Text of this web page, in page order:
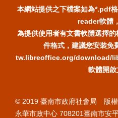
本網站提供之下檔案如為*.pdf
reader軟體
為提供使用者有文書軟體選擇
件格式，建議您安裝
tw.libreoffice.org/download/
軟體開啟
© 2019 臺南市政府社會局 版
永華市政中心 708201臺南市安